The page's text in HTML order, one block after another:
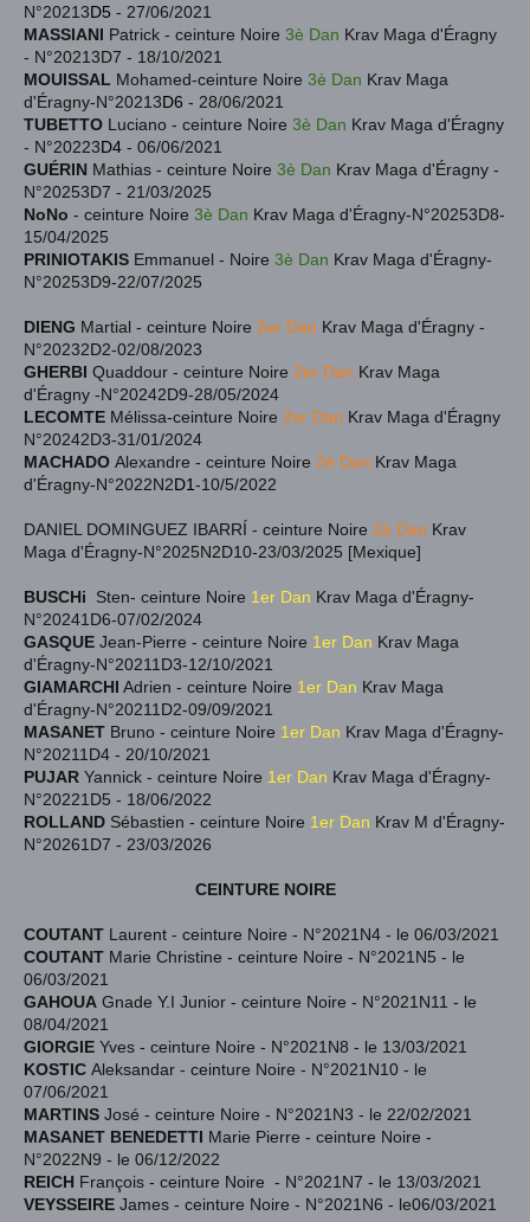
N°20213D5 - 27/06/2021
MASSIANI Patrick - ceinture Noire 3è Dan Krav Maga d'Éragny
- N°20213D7 - 18/10/2021
MOUISSAL Mohamed-ceinture Noire 3è Dan Krav Maga
d'Éragny-N°20213D6 - 28/06/2021
TUBETTO Luciano - ceinture Noire 3è Dan Krav Maga d'Éragny
- N°20223D4 - 06/06/2021
GUÉRIN Mathias - ceinture Noire 3è Dan Krav Maga d'Éragny -
N°20253D7 - 21/03/2025
NoNo - ceinture Noire 3è Dan Krav Maga d'Éragny-N°20253D8-
15/04/2025
PRINIOTAKIS Emmanuel - Noire 3è Dan Krav Maga d'Éragny-
N°20253D9-22/07/2025
DIENG Martial - ceinture Noire 2er Dan Krav Maga d'Éragny -
N°20232D2-02/08/2023
GHERBI Quaddour - ceinture Noire 2er Dan Krav Maga
d'Éragny -N°20242D9-28/05/2024
LECOMTE Mélissa-ceinture Noire 2er Dan Krav Maga d'Éragny
N°20242D3-31/01/2024
MACHADO Alexandre - ceinture Noire 2è Dan Krav Maga
d'Éragny-N°2022N2D1-10/5/2022
DANIEL DOMINGUEZ IBARRÍ - ceinture Noire 2è Dan Krav
Maga d'Éragny-N°2025N2D10-23/03/2025 [Mexique]
BUSCHi Sten- ceinture Noire 1er Dan Krav Maga d'Éragny-
N°20241D6-07/02/2024
GASQUE Jean-Pierre - ceinture Noire 1er Dan Krav Maga
d'Éragny-N°20211D3-12/10/2021
GIAMARCHI Adrien - ceinture Noire 1er Dan Krav Maga
d'Éragny-N°20211D2-09/09/2021
MASANET Bruno - ceinture Noire 1er Dan Krav Maga d'Éragny-
N°20211D4 - 20/10/2021
PUJAR Yannick - ceinture Noire 1er Dan Krav Maga d'Éragny-
N°20221D5 - 18/06/2022
ROLLAND Sébastien - ceinture Noire 1er Dan Krav M d'Éragny-
N°20261D7 - 23/03/2026
CEINTURE NOIRE
COUTANT Laurent - ceinture Noire - N°2021N4 - le 06/03/2021
COUTANT Marie Christine - ceinture Noire - N°2021N5 - le
06/03/2021
GAHOUA Gnade Y.I Junior - ceinture Noire - N°2021N11 - le
08/04/2021
GIORGIE Yves - ceinture Noire - N°2021N8 - le 13/03/2021
KOSTIC Aleksandar - ceinture Noire - N°2021N10 - le
07/06/2021
MARTINS José - ceinture Noire - N°2021N3 - le 22/02/2021
MASANET BENEDETTI Marie Pierre - ceinture Noire -
N°2022N9 - le 06/12/2022
REICH François - ceinture Noire - N°2021N7 - le 13/03/2021
VEYSSEIRE James - ceinture Noire - N°2021N6 - le06/03/2021